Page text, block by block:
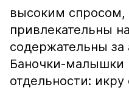
высоким спросом,
привлекательны
содержательны за
Баночки-малышки
отдельности: